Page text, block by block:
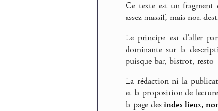
Ce texte est un fragment
assez massif, mais non
Le principe est d’aller
dominante sur la
puisque bar, bistrot,
La rédaction ni la
et la proposition de
la page des index lieux,